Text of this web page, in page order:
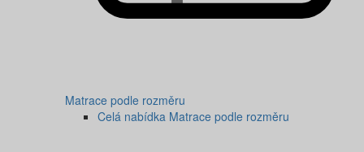
Matrace podle rozměru
Celá nabídka Matrace podle rozměru